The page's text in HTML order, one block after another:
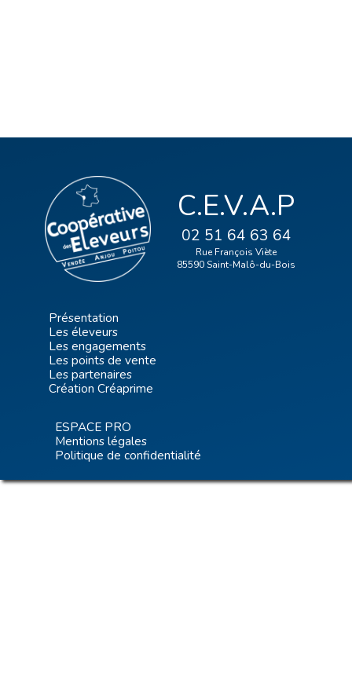
C.E.V.A.P
02 51 64 63 64
Rue François Viète
85590 Saint-Malô-du-Bois
Présentation
Les éleveurs
Les engagements
Les points de vente
Les partenaires
Création Créaprime
ESPACE PRO
Mentions légales
Politique de confidentialité